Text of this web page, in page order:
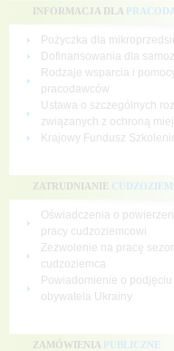
INFORMACJA DLA
Pożyczka dla
Dofinansowania dla
Rodzaje wsparcia i
pracodawców
Ustawa o szczególnych
związanych z ochroną
Krajowy Fundusz
ZATRUDNIANIE
Oświadczenia o
pracy cudzoziemcowi
Zezwolenie na pracę
cudzoziemca
Powiadomienie o
obywatela Ukrainy
ZAMÓWIENIA PUBLICZNE